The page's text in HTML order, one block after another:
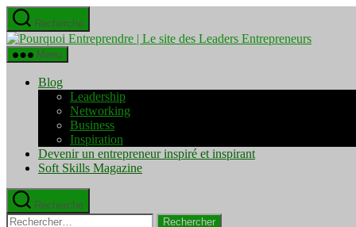
Aller
au
contenu
Recherche
Pourquoi
Menu
Blog
Leadership
Networking
Business
Inspiration
Devenir un entrepreneur inspiré et inspirant
Soft Skills Magazine
Recherche
Rechercher :